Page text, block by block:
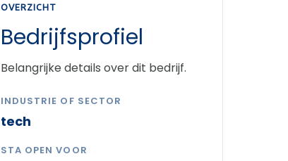
OVERZICHT
Bedrijfsprofiel
Belangrijke details over dit bedrijf.
INDUSTRIE OF SECTOR
tech
STA OPEN VOOR